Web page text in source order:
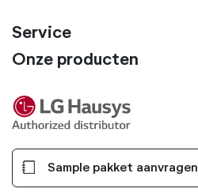
Service
Onze producten
Sample pakket aanvragen